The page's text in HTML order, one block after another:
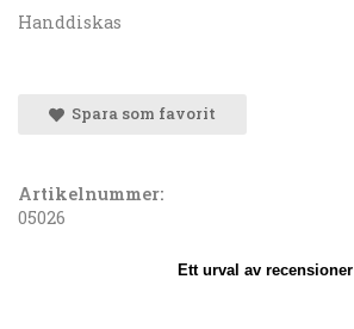
Handdiskas
Spara som favorit
Artikelnummer:
05026
Ett urval av recensioner